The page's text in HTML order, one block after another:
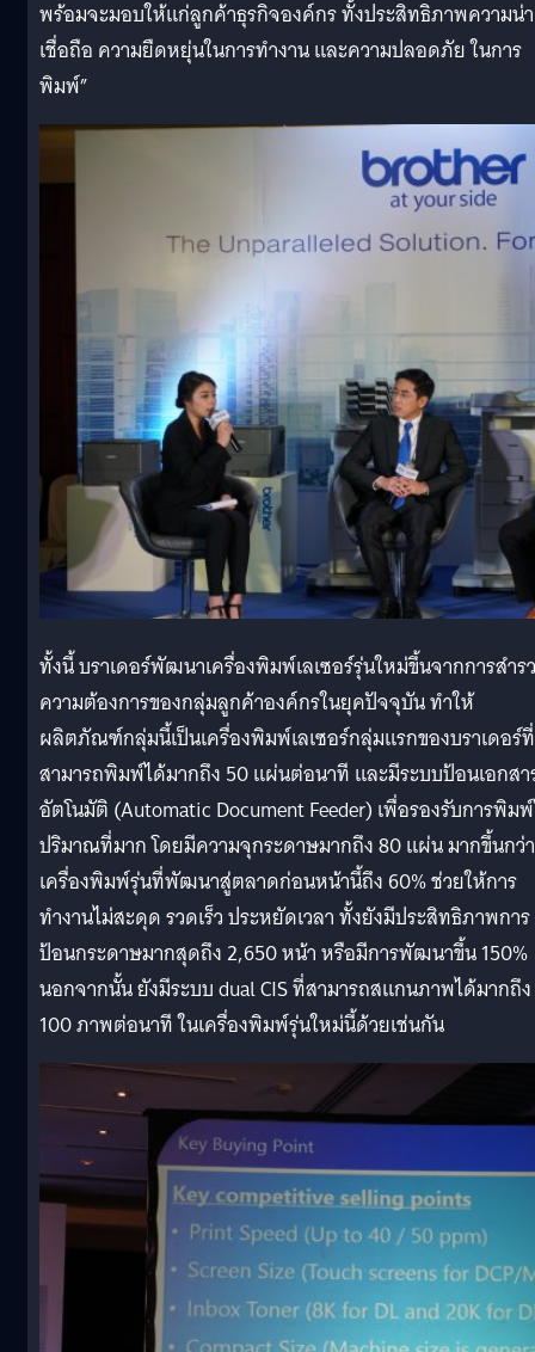
พร้อมจะมอบให้แก่ลูกค้าธุรกิจองค์กร ทั้งประสิทธิภาพความน่า
เชื่อถือ ความยืดหยุ่นในการทำงาน และความปลอดภัย ในการ
พิมพ์”
ทั้งนี้ บราเดอร์พัฒนาเครื่องพิมพ์เลเซอร์รุ่นใหม่ขึ้นจากการสำร
ความต้องการของกลุ่มลูกค้าองค์กรในยุคปัจจุบัน ทำให้
ผลิตภัณฑ์กลุ่มนี้เป็นเครื่องพิมพ์เลเซอร์กลุ่มแรกของบราเดอร์ที่
สามารถพิมพ์ได้มากถึง 50 แผ่นต่อนาที และมีระบบป้อนเอกสา
อัตโนมัติ (Automatic Document Feeder) เพื่อรองรับการพิม
ปริมาณที่มาก โดยมีความจุกระดาษมากถึง 80 แผ่น มากขึ้นกว่า
เครื่องพิมพ์รุ่นที่พัฒนาสู่ตลาดก่อนหน้านี้ถึง 60% ช่วยให้การ
ทำงานไม่สะดุด รวดเร็ว ประหยัดเวลา ทั้งยังมีประสิทธิภาพการ
ป้อนกระดาษมากสุดถึง 2,650 หน้า หรือมีการพัฒนาขึ้น 150%
นอกจากนั้น ยังมีระบบ dual CIS ที่สามารถสแกนภาพได้มากถึง
100 ภาพต่อนาที ในเครื่องพิมพ์รุ่นใหม่นี้ด้วยเช่นกัน